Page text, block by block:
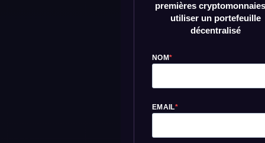
premières
utiliser un portefeuille
décentralisé
NOM
EMAIL